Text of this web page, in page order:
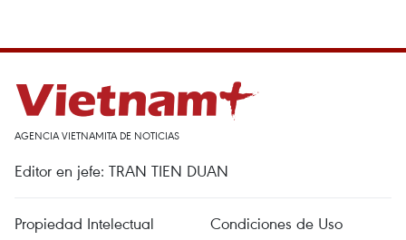
AGENCIA VIETNAMITA DE NOTICIAS
Editor en jefe: TRAN TIEN DUAN
Propiedad Intelectual Condiciones de Uso